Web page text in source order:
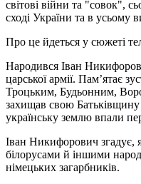
світові війни та "совок",
сході України та в усьому
Про це йдеться у сюжеті
Народився Іван
царської армії. Пам’ятає
Троцьким, Будьонним,
захищав свою Батьківщину
українську землю впали
Іван Никифорович згадує,
білорусами й іншими
німецьких загарбників.